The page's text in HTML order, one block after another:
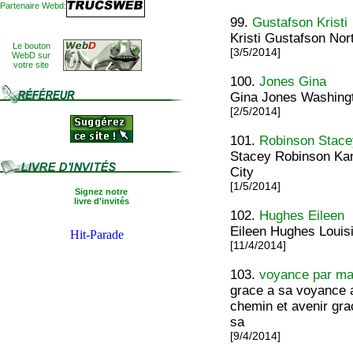
Partenaire Webd:
Le bouton
WebD sur
votre site
Signez notre
livre d'invités
99.Gustafson Kristi
Kristi Gustafson
[3/5/2014]
100.Jones Gina
Gina Jones
[2/5/2014]
101. Robinson
Stacey Robinson
City
[1/5/2014]
102. Hughes Eileen
Eileen Hughes
[11/4/2014]
103.voyance par
grace a sa voyance
chemin et avenir
sa
[9/4/2014]